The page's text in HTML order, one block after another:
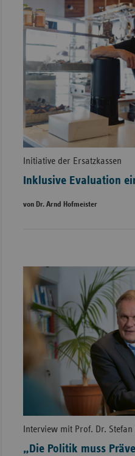
Initiative der Ersatzkassen
Inklusive Evaluation
von Dr. Arnd Hofmeister
Interview mit Prof. Dr.
„Die Politik muss